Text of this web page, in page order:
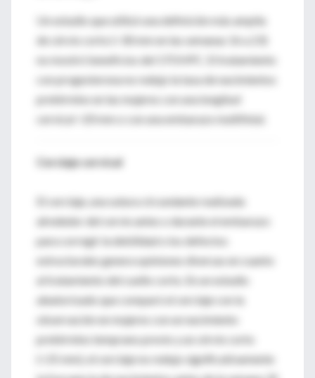
Un estudio que utilizó una definición más amplia
de cérvix corto (<30 mm en las semanas 16 a 23)
no mostró beneficios del 17OHPC. El tratamiento
con progesterona no redujo la tasa de nacimientos
pretérmino en las mujeres con una longitud
cervical >20 mm o con una embarazo multifetal.
Cerclaje cervical
El cerclaje, una sutura circundante realizada
alrededor del cervix antes o durante el embarazo
para corregir la debilidad o los defectos
estructurales genera opiniones diversas en cuanto
al tratamiento del cuello corto. En un estudio
aleatorizado que comparó el cerclaje con la
observación en mujeres con un nacimiento
pretérmino temprano previo y un cérvix corto
(<25 mm), el cerclaje no redujo significativamente